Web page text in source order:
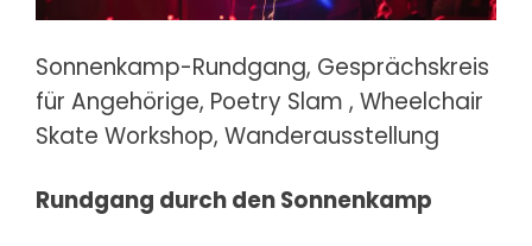
Sonnenkamp-Rundgang, Gesprächskreis
für Angehörige, Poetry Slam , Wheelchair
Skate Workshop, Wanderausstellung
Rundgang durch den Sonnenkamp